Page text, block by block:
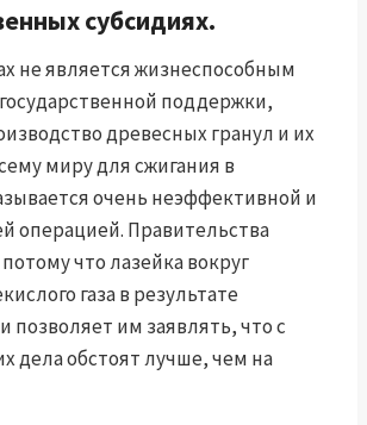
субсидиях.
не является жизнеспособным
поддержки,
древесных гранул и их
миру для сжигания в
очень неэффективной и
операцией. Правительства
что лазейка вокруг
газа в результате
позволяет им заявлять, что с
дела обстоят лучше, чем на